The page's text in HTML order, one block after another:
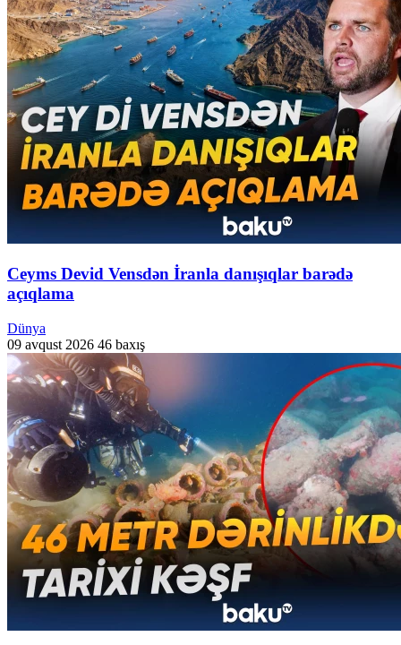
Ceyms Devid Vensdən İranla danışıqlar barədə
açıqlama
Dünya
09 avqust 2026 46 baxış